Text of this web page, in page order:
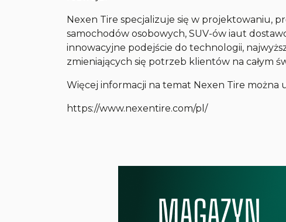
Nexen Tire specjalizuje się w projektowaniu,
samochodów osobowych, SUV-ów iaut
innowacyjne podejście do technologii,
zmieniających się potrzeb klientów na całym
Więcej informacji na temat Nexen Tire można
https://www.nexentire.com/pl/